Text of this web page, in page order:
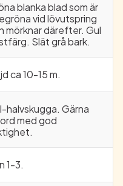
blanka blad som är
vid lövutspring
mörknar därefter. Gul
Slät grå bark.
ca 10-15 m.
halvskugga. Gärna
med god
1-3.